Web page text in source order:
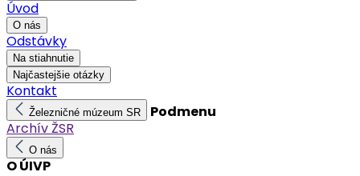
Úvod
O nás
Odstávky
Na stiahnutie
Najčastejšie otázky
Kontakt
Železničné múzeum SR
Podmenu
Archív ŽSR
O nás
O ÚIVP